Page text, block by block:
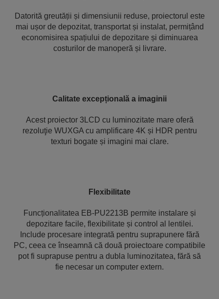
Datorită greutății și dimensiunii reduse, proiectorul este
mai ușor de depozitat, transportat și instalat, permițând
economisirea spațiului de depozitare și diminuarea
costurilor de manoperă și livrare.
Calitate excepțională a imaginii
Acest proiector 3LCD cu luminozitate mare oferă
rezoluţie WUXGA cu amplificare 4K și HDR pentru
texturi bogate și imagini mai clare.
Flexibilitate
Funcționalitatea EB-PU2213B permite instalare și
depozitare facile, flexibilitate și control al lentilei.
Include procesare integrată pentru suprapunere fără
PC, ceea ce înseamnă că două proiectoare compatibile
pot fi suprapuse pentru a dubla luminozitatea, fără să
fie necesar un computer extern.